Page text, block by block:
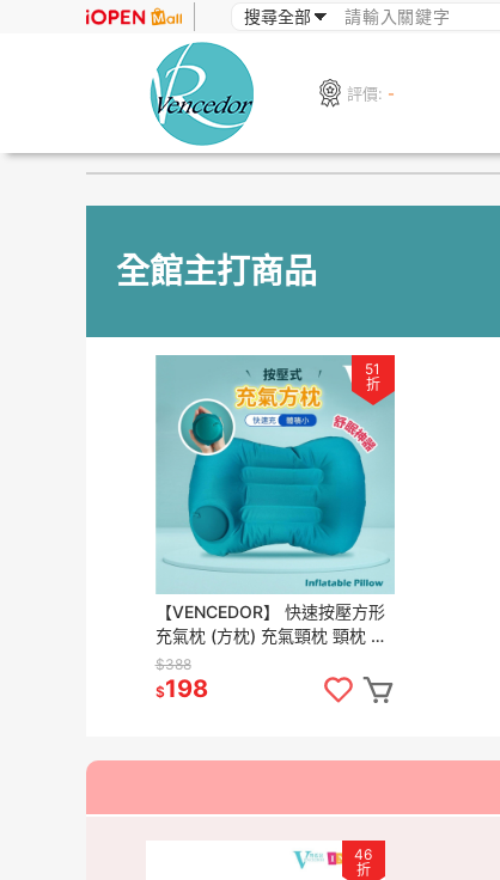
評價: -
全館主打商品
51
折
【VENCEDOR】 快速按壓方形
充氣枕 (方枕) 充氣頸枕 頸枕 頭
枕 旅行頸枕 趴睡枕 午休枕 現貨
滿499免運
$388
$198
46
折